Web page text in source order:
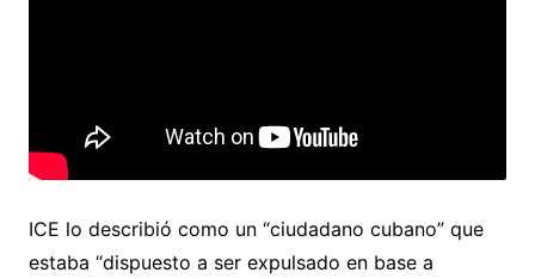
ICE lo describió como un “ciudadano cubano” que
estaba “dispuesto a ser expulsado en base a